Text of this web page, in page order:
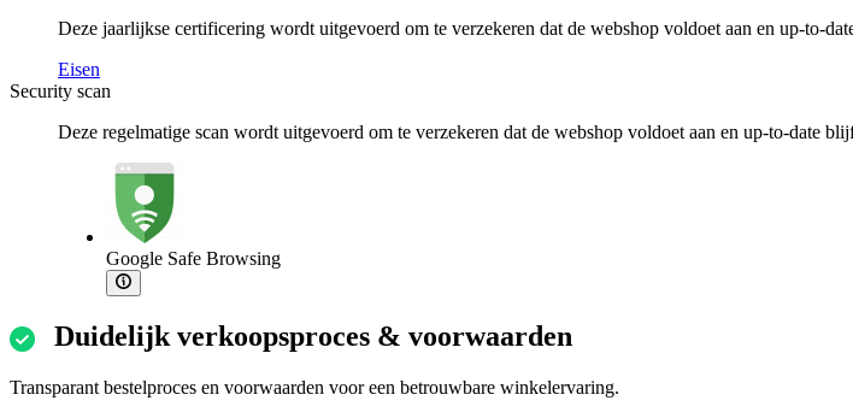
Deze jaarlijkse certificering wordt uitgevoerd om te verzekeren dat de webshop voldoet aan en up-to-
Eisen
Security scan
Deze regelmatige scan wordt uitgevoerd om te verzekeren dat de webshop voldoet aan en up-to-date
Google Safe Browsing
Duidelijk verkoopsproces & voorwaarden
Transparant bestelproces en voorwaarden voor een betrouwbare winkelervaring.